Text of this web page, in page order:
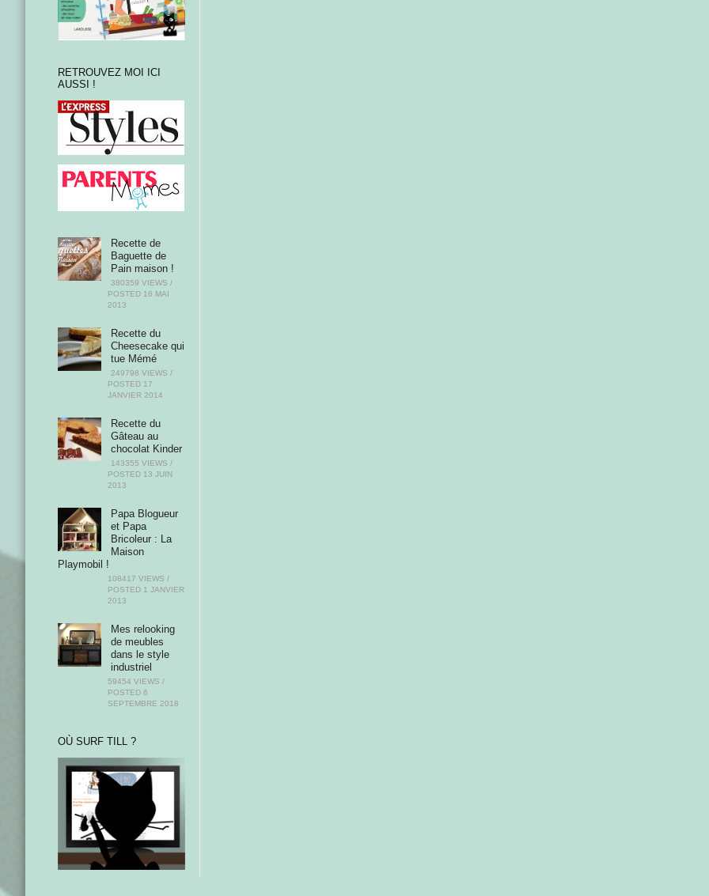
RETROUVEZ MOI ICI
AUSSI !
Recette de
Baguette de
Pain maison !
380359 VIEWS /
POSTED 16 MAI
2013
Recette du
Cheesecake qui
tue Mémé
249798 VIEWS /
POSTED 17
JANVIER 2014
Recette du
Gâteau au
chocolat Kinder
143355 VIEWS /
POSTED 13 JUIN
2013
Papa Blogueur
et Papa
Bricoleur : La
Maison
Playmobil !
108417 VIEWS /
POSTED 1 JANVIER
2013
Mes relooking
de meubles
dans le style
industriel
59454 VIEWS /
POSTED6
SEPTEMBRE 2018
OÙ SURF TILL ?